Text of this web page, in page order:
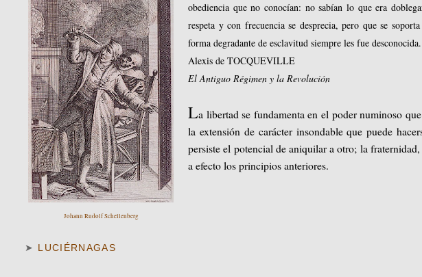
Johann Rudolf Schellenberg
obediencia que no conocían: no sabían lo que era
respeta y con frecuencia se desprecia, pero que se
forma degradante de esclavitud siempre les fue desconocida.
Alexis de TOCQUEVILLE
El Antiguo Régimen y la Revolución
La libertad se fundamenta en el poder numinoso
la extensión de carácter insondable que puede
persiste el potencial de aniquilar a otro; la
a efecto los principios anteriores.
➤ LUCIÉRNAGAS